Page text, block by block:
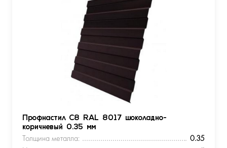
Профнастил С8 RAL 8017 шоколадно-
коричневый 0.35 мм
Толщина металла:
0.35